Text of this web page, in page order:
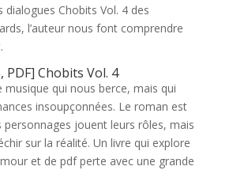
dialogues Chobits Vol. 4 des
l’auteur nous font comprendre
PDF] Chobits Vol. 4
musique qui nous berce, mais qui
insoupçonnées. Le roman est
jouent leurs rôles, mais
sur la réalité. Un livre qui explore
et de pdf perte avec une grande